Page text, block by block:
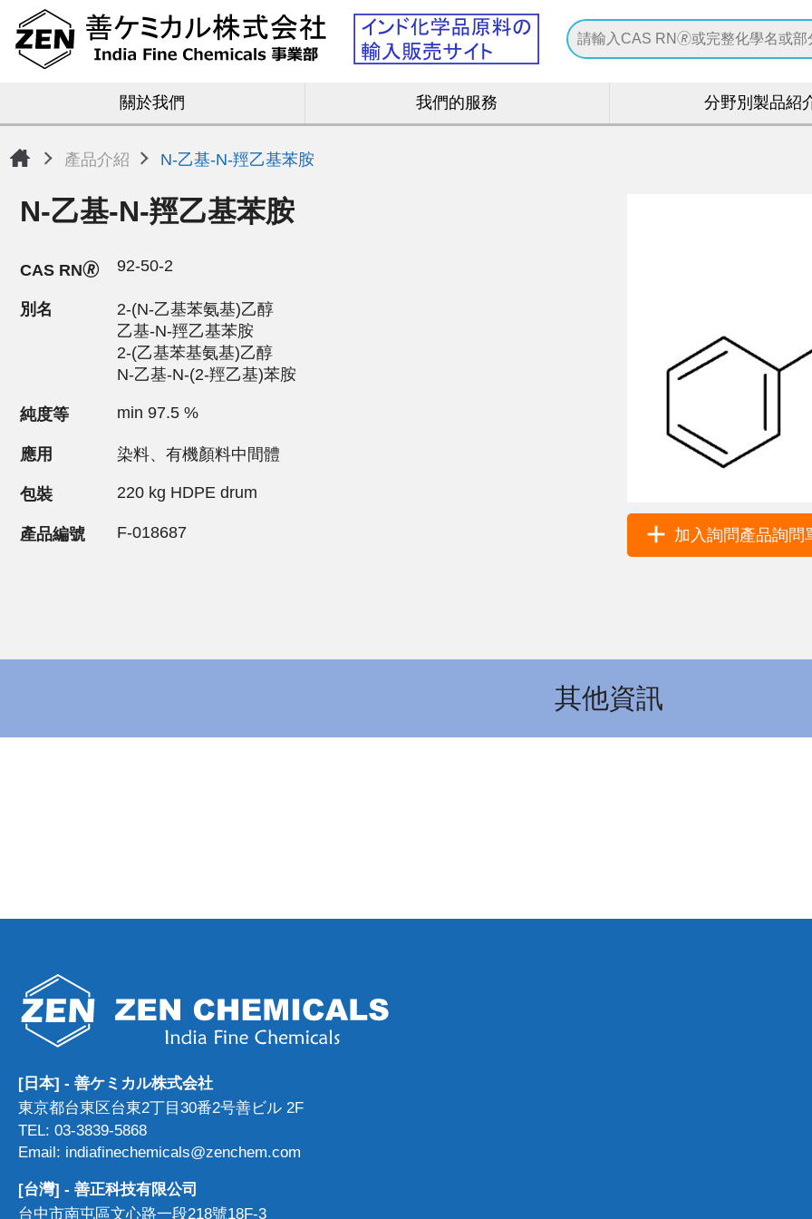
關於我們 我們的服務 分野別製品紹
產品介紹 N-乙基-N-羥乙基苯胺
加入詢問產品詢問
N-乙基-N-羥乙基苯胺
CAS RN🄬 92-50-2
別名
2-(N-乙基苯氨基)乙醇
乙基-N-羥乙基苯胺
2-(乙基苯基氨基)乙醇
N-乙基-N-(2-羥乙基)苯胺
純度等 min 97.5 %
應用 染料、有機顏料中間體
包裝 220 kg HDPE drum
產品編號 F-018687
其他資訊
[日本] - 善ケミカル株式会社
東京都台東区台東2丁目30番2号善ビル 2F
TEL: 03-3839-5868
Email: indiafinechemicals@zenchem.com
[台灣] - 善正科技有限公司
台中市南屯區文心路一段218號18F-3